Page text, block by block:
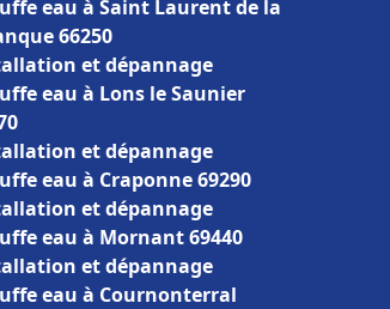
eau à Saint Laurent de la
66250
et dépannage
eau à Lons le Saunier
et dépannage
eau à Craponne 69290
et dépannage
eau à Mornant 69440
et dépannage
eau à Cournonterral